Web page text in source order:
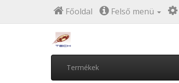
Főoldal Felső menü
Termékek